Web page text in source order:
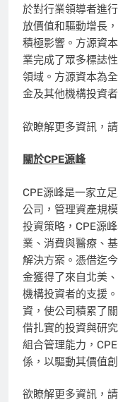
於對行業領導者進
放價值和驅動增長
積極影響。方源資
業完成了眾多標誌
領域。方源資本為
金及其他機構投資
欲瞭解更多資訊，請
關於CPE源峰
CPE源峰是一家立
公司，管理資產規
投資策略，CPE源
業、消費與醫療、
解決方案。憑借迄
金獲得了來自北美
機構投資者的支援
資，使公司積累了
借扎實的投資與研
組合管理能力，
係，以驅動其價值
欲瞭解更多資訊，請